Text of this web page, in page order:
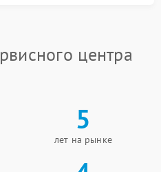
центра
5
лет на рынке